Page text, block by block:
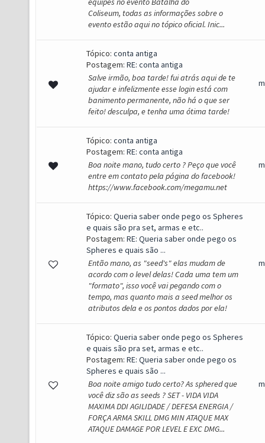
Coliseum, todas as informações sobre o
evento estão aqui no tópico oficial. Inic...
Tópico: conta antiga
Postagem: RE: conta antiga
Salve irmão, boa tarde! fui atrás aqui de te
ajudar e infelizmente esse login está com
banimento permanente, não há o que ser
feito! desculpa, e tenha uma ótima tarde!
Tópico: conta antiga
Postagem: RE: conta antiga
Boa noite mano, tudo certo ? Peço que você
entre em contato pela página do facebook!
https://www.facebook.com/megamu.net
Tópico: Queria saber onde pego os Spheres
e quais são pra set, armas e etc..
Postagem: RE: Queria saber onde pego os
Spheres e quais são ...
Então mano, as "seed's" elas mudam de
acordo com o level delas! Cada uma tem um
"formato", isso você vai pegando com o
tempo, mas quanto mais a seed melhor os
atributos dela e os pontos dados por ela!
Tópico: Queria saber onde pego os Spheres
e quais são pra set, armas e etc..
Postagem: RE: Queria saber onde pego os
Spheres e quais são ...
Boa noite amigo tudo certo? As sphered que
você diz são as seeds ? SET - VIDA VIDA
MAXIMA DDI AGILIDADE / DEFESA ENERGIA /
FORÇA ARMA SKILL DMG MIN ATAQUE MAX
ATAQUE DAMAGE POR LEVEL E EXC DMG...